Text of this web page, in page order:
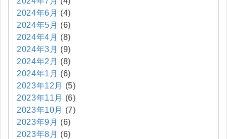
2024年6月 (4)
2024年5月 (6)
2024年4月 (8)
2024年3月 (9)
2024年2月 (8)
2024年1月 (6)
2023年12月
(5)
2023年11月
(6)
2023年10月
(7)
2023年9月 (6)
2023年8月 (6)